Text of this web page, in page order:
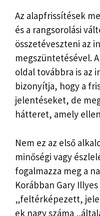
Az alapfrissítések
és a rangsorolási
összetéveszteni az
megszüntetésével.
oldal továbbra is az
bizonyítja, hogy a
jelentéseket, de
hátteret, amely
Nem ez az első
minőségi vagy
fogalmazza meg a
Korábban Gary
„feltérképezett,
ek nagy száma